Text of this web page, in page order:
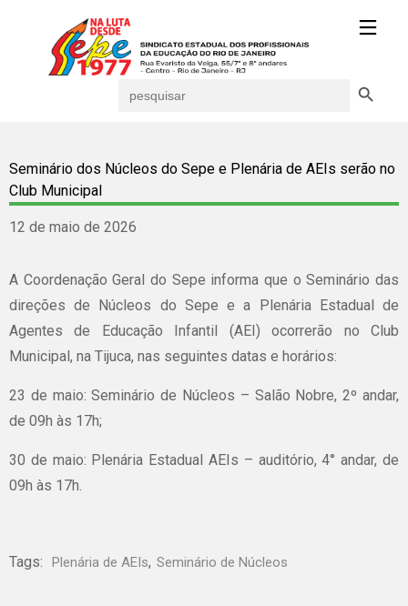
for:
Seminário dos Núcleos do Sepe e Plenária de AEIs serão no
Club Municipal
12 de maio de 2026
A Coordenação Geral do Sepe informa que o Seminário das
direções de Núcleos do Sepe e a Plenária Estadual de
Agentes de Educação Infantil (AEI) ocorrerão no Club
Municipal, na Tijuca, nas seguintes datas e horários:
23 de maio: Seminário de Núcleos – Salão Nobre, 2º andar,
de 09h às 17h;
30 de maio: Plenária Estadual AEIs – auditório, 4° andar, de
09h às 17h.
Tags: Plenária de AEIs, Seminário de Núcleos